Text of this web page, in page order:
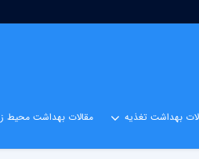
بهداشت تغذیه مقالات بهداشت محیط